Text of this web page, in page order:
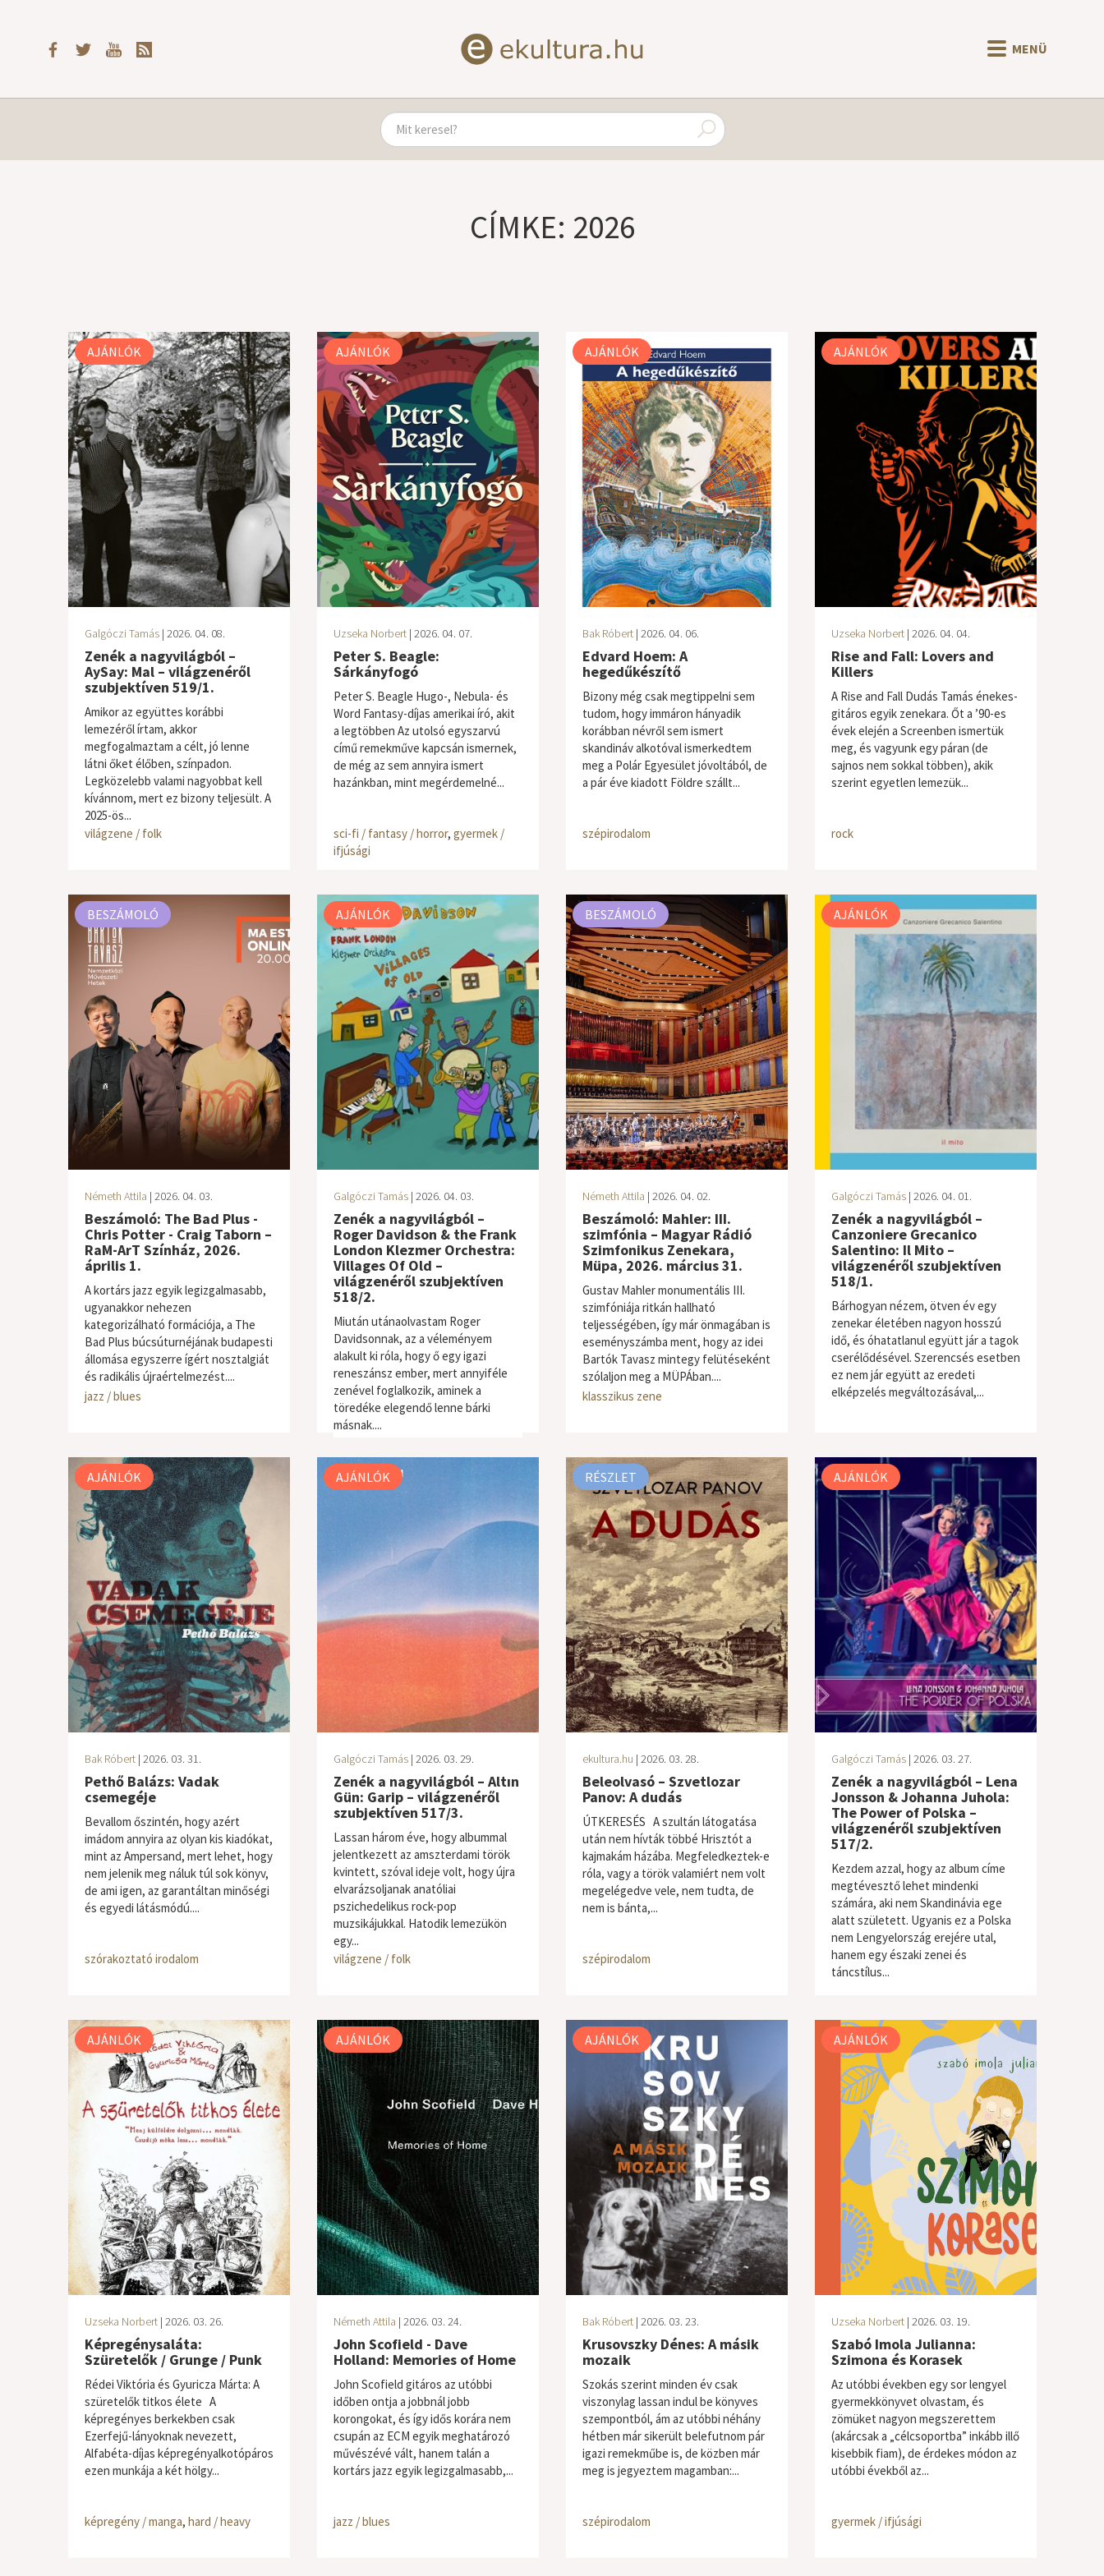
MENÜ
CÍMKE: 2026
AJÁNLÓK
Galgóczi Tamás| 2026. 04. 08.
Zenék a nagyvilágból –
AySay: Mal – világzenéről
szubjektíven 519/1.
Amikor az együttes korábbi
lemezéről írtam, akkor
megfogalmaztam a célt, jó lenne
látni őket élőben, színpadon.
Legközelebb valami nagyobbat kell
kívánnom, mert ez bizony teljesült. A
2025-ös...
világzene / folk
AJÁNLÓK
Uzseka Norbert| 2026. 04. 07.
Peter S. Beagle:
Sárkányfogó
Peter S. Beagle Hugo-, Nebula- és
Word Fantasy-díjas amerikai író, akit
a legtöbben Az utolsó egyszarvú
című remekműve kapcsán ismernek,
de még az sem annyira ismert
hazánkban, mint megérdemelné...
sci-fi / fantasy / horror, gyermek /
ifjúsági
AJÁNLÓK
Bak Róbert| 2026. 04. 06.
Edvard Hoem: A
hegedűkészítő
Bizony még csak megtippelni sem
tudom, hogy immáron hányadik
korábban névről sem ismert
skandináv alkotóval ismerkedtem
meg a Polár Egyesület jóvoltából, de
a pár éve kiadott Földre szállt...
szépirodalom
AJÁNLÓK
Uzseka Norbert| 2026. 04. 04.
Rise and Fall: Lovers and
Killers
A Rise and Fall Dudás Tamás énekes-
gitáros egyik zenekara. Őt a ’90-es
évek elején a Screenben ismertük
meg, és vagyunk egy páran (de
sajnos nem sokkal többen), akik
szerint egyetlen lemezük...
rock
BESZÁMOLÓ
Németh Attila | 2026. 04. 03.
Beszámoló: The Bad Plus -
Chris Potter - Craig Taborn –
RaM-ArT Színház, 2026.
április 1.
A kortárs jazz egyik legizgalmasabb,
ugyanakkor nehezen
kategorizálható formációja, a The
Bad Plus búcsúturnéjának budapesti
állomása egyszerre ígért nosztalgiát
és radikális újraértelmezést....
jazz / blues
AJÁNLÓK
Galgóczi Tamás| 2026. 04. 03.
Zenék a nagyvilágból –
Roger Davidson & the Frank
London Klezmer Orchestra:
Villages Of Old –
világzenéről szubjektíven
518/2.
Miután utánaolvastam Roger
Davidsonnak, az a véleményem
alakult ki róla, hogy ő egy igazi
reneszánsz ember, mert annyiféle
zenével foglalkozik, aminek a
töredéke elegendő lenne bárki
másnak....
világzene / folk
BESZÁMOLÓ
Németh Attila | 2026. 04. 02.
Beszámoló: Mahler: III.
szimfónia – Magyar Rádió
Szimfonikus Zenekara,
Müpa, 2026. március 31.
Gustav Mahler monumentális III.
szimfóniája ritkán hallható
teljességében, így már önmagában is
eseményszámba ment, hogy az idei
Bartók Tavasz mintegy felütéseként
szólaljon meg a MÜPÁban....
klasszikus zene
AJÁNLÓK
Galgóczi Tamás| 2026. 04. 01.
Zenék a nagyvilágból –
Canzoniere Grecanico
Salentino: Il Mito –
világzenéről szubjektíven
518/1.
Bárhogyan nézem, ötven év egy
zenekar életében nagyon hosszú
idő, és óhatatlanul együtt jár a tagok
cserélődésével. Szerencsés esetben
ez nem jár együtt az eredeti
elképzelés megváltozásával,...
világzene / folk
AJÁNLÓK
Bak Róbert| 2026. 03. 31.
Pethő Balázs: Vadak
csemegéje
Bevallom őszintén, hogy azért
imádom annyira az olyan kis kiadókat,
mint az Ampersand, mert lehet, hogy
nem jelenik meg náluk túl sok könyv,
de ami igen, az garantáltan minőségi
és egyedi látásmódú....
szórakoztató irodalom
AJÁNLÓK
Galgóczi Tamás| 2026. 03. 29.
Zenék a nagyvilágból – Altın
Gün: Garip – világzenéről
szubjektíven 517/3.
Lassan három éve, hogy albummal
jelentkezett az amszterdami török
kvintett, szóval ideje volt, hogy újra
elvarázsoljanak anatóliai
pszichedelikus rock-pop
muzsikájukkal. Hatodik lemezükön
egy...
világzene / folk
RÉSZLET
ekultura.hu | 2026. 03. 28.
Beleolvasó – Szvetlozar
Panov: A dudás
ÚTKERESÉS A szultán látogatása
után nem hívták többé Hrisztót a
kajmakám házába. Megfeledkeztek-e
róla, vagy a török valamiért nem volt
megelégedve vele, nem tudta, de
nem is bánta,...
szépirodalom
AJÁNLÓK
Galgóczi Tamás| 2026. 03. 27.
Zenék a nagyvilágból – Lena
Jonsson & Johanna Juhola:
The Power of Polska –
világzenéről szubjektíven
517/2.
Kezdem azzal, hogy az album címe
megtévesztő lehet mindenki
számára, aki nem Skandinávia ege
alatt született. Ugyanis ez a Polska
nem Lengyelország erejére utal,
hanem egy északi zenei és
táncstílus...
világzene / folk
AJÁNLÓK
Uzseka Norbert| 2026. 03. 26.
Képregénysaláta:
Szüretelők / Grunge / Punk
Rédei Viktória és Gyuricza Márta: A ​
szüretelők titkos élete A
képregényes berkekben csak
Ezerfejű-lányoknak nevezett,
Alfabéta-díjas képregényalkotópáros
ezen munkája a két hölgy...
képregény / manga, hard / heavy
AJÁNLÓK
Németh Attila | 2026. 03. 24.
John Scofield - Dave
Holland: Memories of Home
John Scofield gitáros az utóbbi
időben ontja a jobbnál jobb
korongokat, és így idős korára nem
csupán az ECM egyik meghatározó
művészévé vált, hanem talán a
kortárs jazz egyik legizgalmasabb,...
jazz / blues
AJÁNLÓK
Bak Róbert| 2026. 03. 23.
Krusovszky Dénes: A másik
mozaik
Szokás szerint minden év csak
viszonylag lassan indul be könyves
szempontból, ám az utóbbi néhány
hétben már sikerült belefutnom pár
igazi remekműbe is, de közben már
meg is jegyeztem magamban:...
szépirodalom
AJÁNLÓK
Uzseka Norbert| 2026. 03. 19.
Szabó Imola Julianna:
Szimona és Korasek
Az utóbbi években egy sor lengyel
gyermekkönyvet olvastam, és
zömüket nagyon megszerettem
(akárcsak a „célcsoportba” inkább illő
kisebbik fiam), de érdekes módon az
utóbbi évekből az...
gyermek / ifjúsági